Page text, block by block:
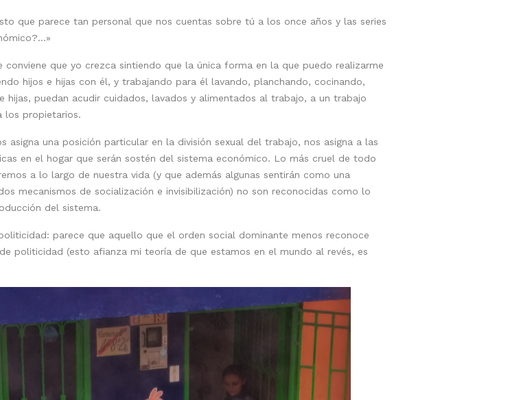
que parece tan personal que nos cuentas sobre tú a los once años y las series
que yo crezca sintiendo que la única forma en la que puedo realizarme
hijos e hijas con él, y trabajando para él lavando, planchando, cocinando,
hijas, puedan acudir cuidados, lavados y alimentados al trabajo, a un trabajo
los propietarios.
asigna una posición particular en la división sexual del trabajo, nos asigna a las
en el hogar que serán sostén del sistema económico. Lo más cruel de todo
a lo largo de nuestra vida (y que además algunas sentirán como una
mecanismos de socialización e invisibilización) no son reconocidas como lo
del sistema.
parece que aquello que el orden social dominante menos reconoce
politicidad (esto afianza mi teoría de que estamos en el mundo al revés, es